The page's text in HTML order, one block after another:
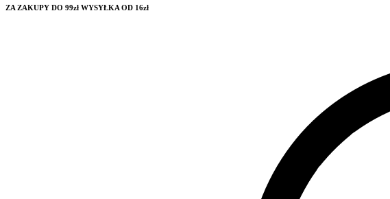
ZA ZAKUPY DO 99zł WYSYŁKA OD 16zł